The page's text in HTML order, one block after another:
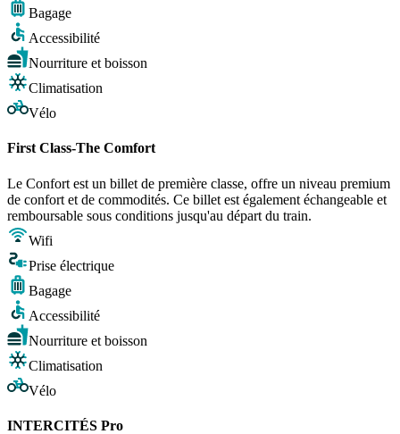
Bagage
Accessibilité
Nourriture et boisson
Climatisation
Vélo
First Class-The Comfort
Le Confort est un billet de première classe, offre un niveau premium
de confort et de commodités. Ce billet est également échangeable et
remboursable sous conditions jusqu'au départ du train.
Wifi
Prise électrique
Bagage
Accessibilité
Nourriture et boisson
Climatisation
Vélo
INTERCITÉS Pro